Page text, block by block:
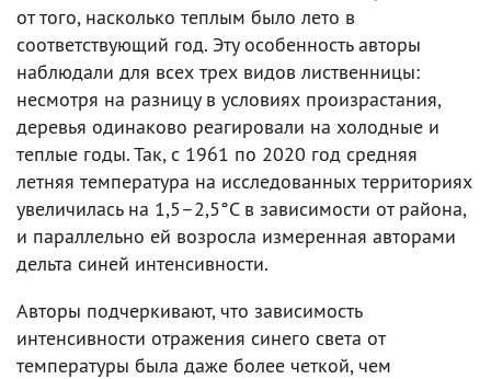
от того, насколько теплым было лето в
соответствующий год. Эту особенность авторы
наблюдали для всех трех видов лиственницы:
несмотря на разницу в условиях произрастания,
деревья одинаково реагировали на холодные и
теплые годы. Так, с 1961 по 2020 год средняя
летняя температура на исследованных территориях
увеличилась на 1,5–2,5°C в зависимости от района,
и параллельно ей возросла измеренная авторами
дельта синей интенсивности.
Авторы подчеркивают, что зависимость
интенсивности отражения синего света от
температуры была даже более четкой, чем